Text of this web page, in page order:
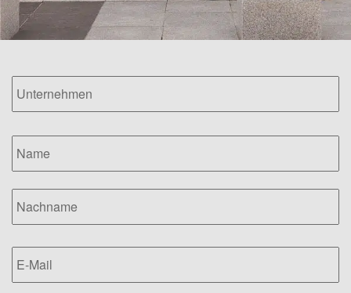
Unternehmen *
Name *
E-
Mail *